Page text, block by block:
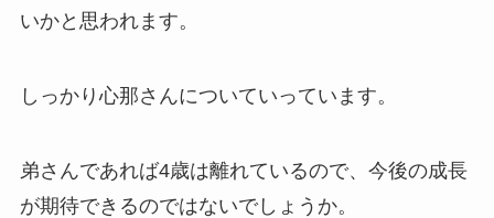
いかと思われます。
しっかり心那さんについていっています。
弟さんであれば4歳は離れているので、今後の成長
が期待できるのではないでしょうか。